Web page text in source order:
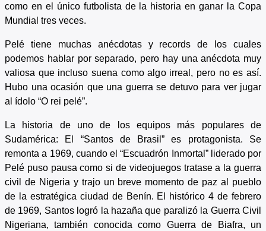
como en el único futbolista de la historia en ganar la Copa
Mundial tres veces.
Pelé tiene muchas anécdotas y records de los cuales
podemos hablar por separado, pero hay una anécdota muy
valiosa que incluso suena como algo irreal, pero no es así.
Hubo una ocasión que una guerra se detuvo para ver jugar
al ídolo “O rei pelé”.
La historia de uno de los equipos más populares de
Sudamérica: El “Santos de Brasil” es protagonista. Se
remonta a 1969, cuando el “Escuadrón Inmortal” liderado por
Pelé puso pausa como si de videojuegos tratase a la guerra
civil de Nigeria y trajo un breve momento de paz al pueblo
de la estratégica ciudad de Benín. El histórico 4 de febrero
de 1969, Santos logró la hazaña que paralizó la Guerra Civil
Nigeriana, también conocida como Guerra de Biafra, un